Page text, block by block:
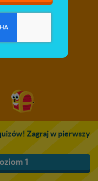
Zagraj w pierwszy
1